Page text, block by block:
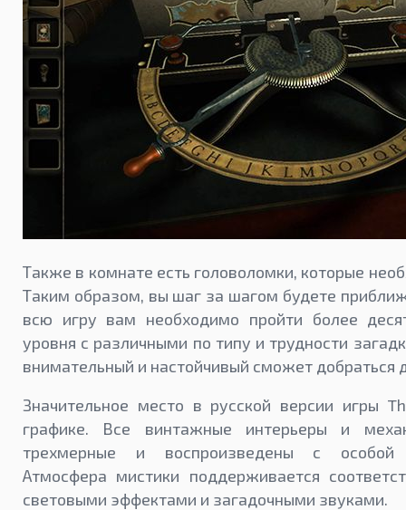
Также в комнате есть головоломки, которые
Таким образом, вы шаг за шагом будете
всю игру вам необходимо пройти более
уровня с различными по типу и трудности
внимательный и настойчивый сможет добраться
Значительное место в русской версии игры
графике. Все винтажные интерьеры и
трехмерные и воспроизведены с особой
Атмосфера мистики поддерживается
световыми эффектами и загадочными звуками.